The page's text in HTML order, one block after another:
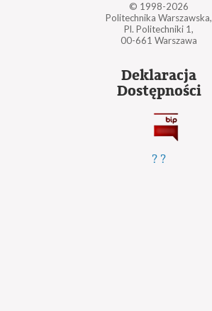
© 1998-2026
Politechnika Warszawska,
Pl. Politechniki 1,
00-661 Warszawa
Deklaracja
Dostępności
? ?